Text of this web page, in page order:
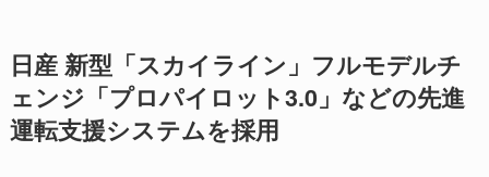
日産 新型「スカイライン」フルモデルチ
ェンジ「プロパイロット3.0」などの先進
運転支援システムを採用